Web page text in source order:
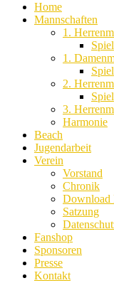
Home
Mannschaften
1.
1.
2.
3.
Harmonie
Beach
Jugendarbeit
Verein
Vorstand
Chronik
Download
Satzung
Fanshop
Sponsoren
Presse
Kontakt